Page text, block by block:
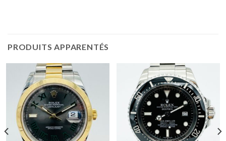
PRODUITS APPARENTÉS